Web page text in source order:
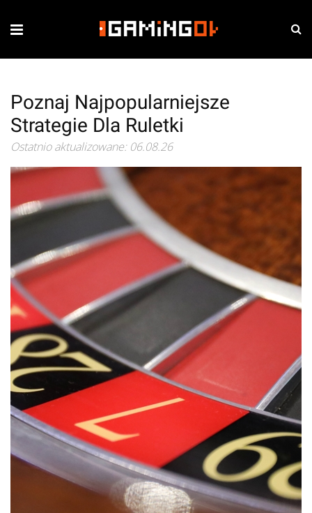
Poznaj Najpopularniejsze
Strategie Dla Ruletki
Ostatnio aktualizowane: 06.08.26